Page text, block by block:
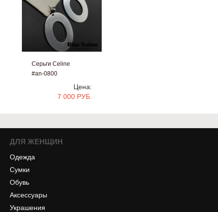
Серьги Celine
#an-0800
Цена:
7 000 РУБ.
ДЛЯ ЖЕНЩИН
Одежда
Сумки
Обувь
Аксессуары
Украшения